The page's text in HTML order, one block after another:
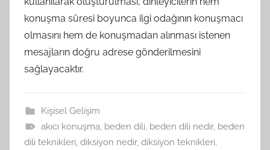
konuşma süresi boyunca ilgi odağının konuşmacı
olmasını hem de konuşmadan alınması istenen
mesajların doğru adrese gönderilmesini
sağlayacaktır.
Kişisel Gelişim
akıcı konuşma, beden dili, beden dili nedir, beden
dili teknikleri, diksiyon nedir, diksiyon teknikleri,